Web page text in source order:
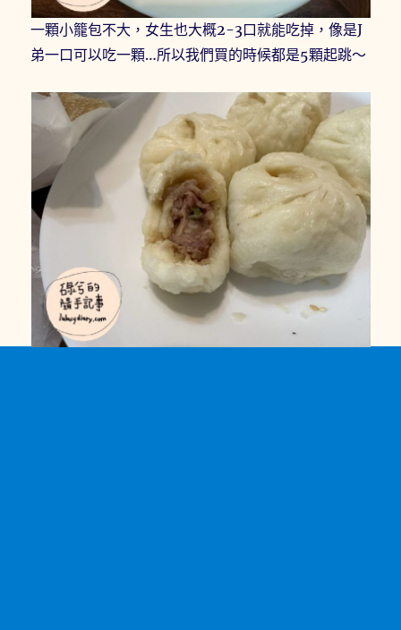
一顆小籠包不大，女生也大概2-3口就能吃掉，像是J
弟一口可以吃一顆…所以我們買的時候都是5顆起跳～